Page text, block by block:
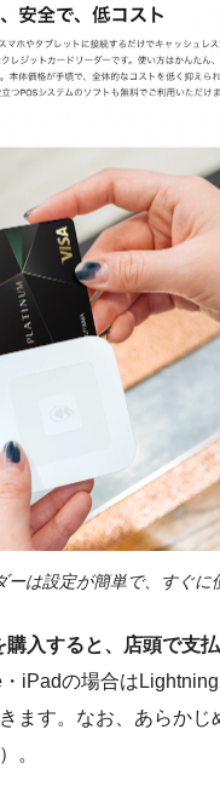
は設定が簡単で、すぐに
入すると、店頭で支
iPadの場合は
ます。なお、あらか
。